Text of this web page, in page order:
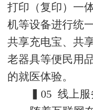
打印（复印）一
机等设备进行统
共享充电宝、共
老器具等便民用
的就医体验。
▍05 线上服